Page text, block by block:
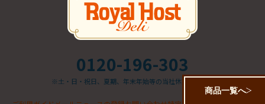
商品一覧へ
0120-196-303
※土・日・祝日、夏期、年末年始等の当社休業日を除く